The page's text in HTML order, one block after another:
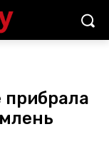
прибрала